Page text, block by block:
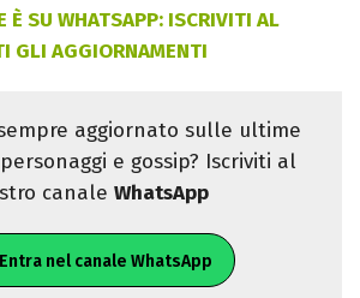
È SU WHATSAPP: ISCRIVITI AL
GLI AGGIORNAMENTI
aggiornato sulle ultime
personaggi e gossip? Iscriviti al
canale WhatsApp
Entra nel canale WhatsApp